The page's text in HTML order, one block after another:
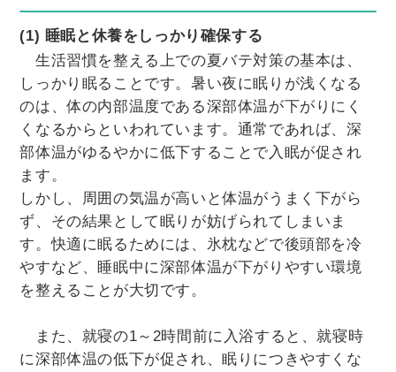
(1) 睡眠と休養をしっかり確保する
生活習慣を整える上での夏バテ対策の基本は、
しっかり眠ることです。暑い夜に眠りが浅くなる
のは、体の内部温度である深部体温が下がりにく
くなるからといわれています。通常であれば、深
部体温がゆるやかに低下することで入眠が促され
ます。
しかし、周囲の気温が高いと体温がうまく下がら
ず、その結果として眠りが妨げられてしまいま
す。快適に眠るためには、氷枕などで後頭部を冷
やすなど、睡眠中に深部体温が下がりやすい環境
を整えることが大切です。
また、就寝の1～2時間前に入浴すると、就寝時
に深部体温の低下が促され、眠りにつきやすくな